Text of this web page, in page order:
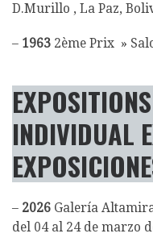
D.Murillo , La Paz,
– 1963 2ème Prix »
INDIVIDUAL
– 2026 Galería
del 04 al 24 de marzo